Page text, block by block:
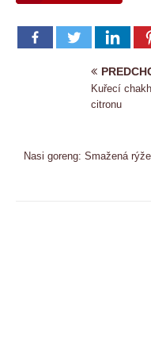
Kuřecí
citronu
Nasi goreng: Smažená